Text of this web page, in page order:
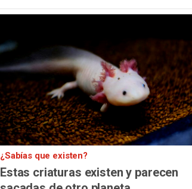
¿Sabías que existen?
Estas criaturas existen y parecen